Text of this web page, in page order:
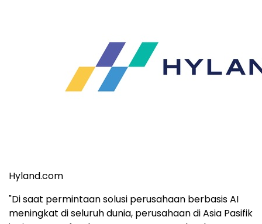
Hyland.com
"Di saat permintaan solusi perusahaan berbasis AI
meningkat di seluruh dunia, perusahaan di Asia Pasifik